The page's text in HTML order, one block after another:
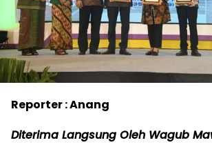
Reporter : Anang
Diterima Langsung Oleh Wagub